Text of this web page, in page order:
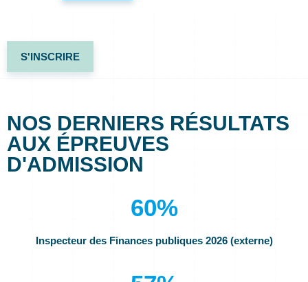
S'INSCRIRE
NOS DERNIERS RÉSULTATS
AUX ÉPREUVES
D'ADMISSION
60%
Inspecteur des Finances publiques 2026 (externe)